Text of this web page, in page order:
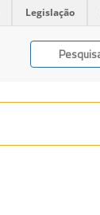
Legislação